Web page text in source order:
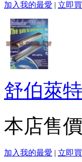
加入我的最愛 | 立即買
舒伯萊
本店售價
加入我的最愛 | 立即買